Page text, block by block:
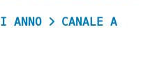
I ANNO
CANALE A